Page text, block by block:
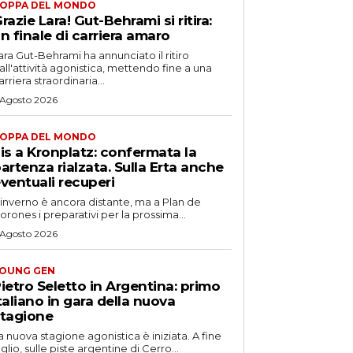
DEL MONDO
Lara! Gut-Behrami si ritira:
finale di carriera amaro
Gut-Behrami ha annunciato il ritiro
agonistica, mettendo fine a una
straordinaria...
2026
DEL MONDO
a Kronplatz: confermata la
rialzata. Sulla Erta anche
recuperi
è ancora distante, ma a Plan de
i preparativi per la prossima...
2026
GEN
Seletto in Argentina: primo
in gara della nuova
nuova stagione agonistica è iniziata. A fine
sulle piste argentine di Cerro...